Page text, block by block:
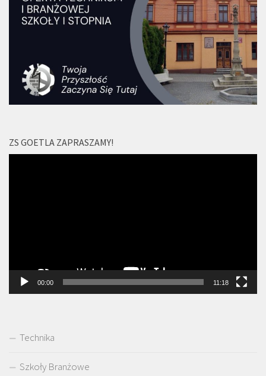
ZS GOETLA ZAPRASZAMY!
00:00 11:18
Technika
Szkoły Branżowe